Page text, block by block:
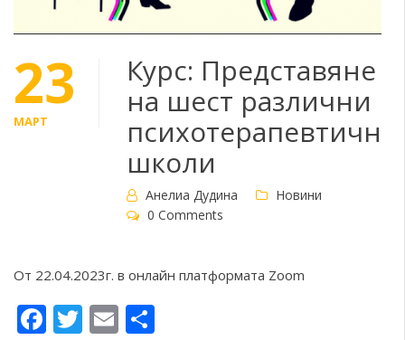
23
МАРТ
Курс: Представяне
на шест различни
психотерапевтични
школи
Анелиа Дудина
Новини
0 Comments
От 22.04.2023г. в онлайн платформата Zoom
Facebook
Twitter
Email